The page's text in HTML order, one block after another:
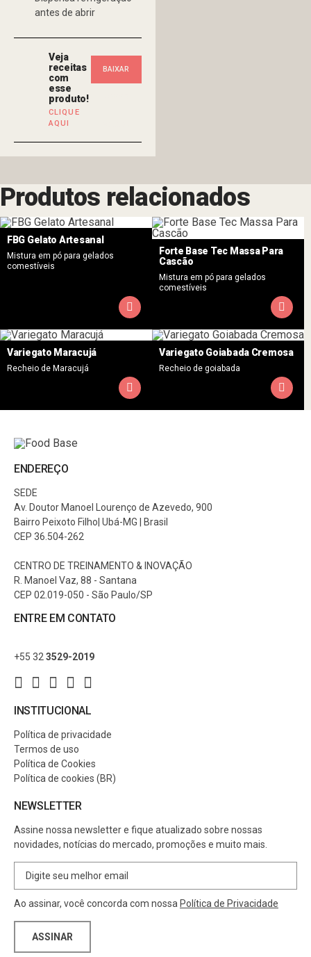
antes de abrir
Veja
receitas
com
esse
produto!
CLIQUE
AQUI
BAIXAR
Produtos relacionados
FBG Gelato Artesanal
Mistura em pó para gelados
comestíveis
Forte Base Tec Massa Para
Cascão
Mistura em pó para gelados
comestíveis
Variegato Maracujá
Recheio de Maracujá
Variegato Goiabada Cremosa
Recheio de goiabada
ENDEREÇO
SEDE
Av. Doutor Manoel Lourenço de Azevedo, 900
Bairro Peixoto Filho| Ubá-MG | Brasil
CEP 36.504-262
CENTRO DE TREINAMENTO & INOVAÇÃO
R. Manoel Vaz, 88 - Santana
CEP 02.019-050 - São Paulo/SP
ENTRE EM CONTATO
+55 32 3529-2019
INSTITUCIONAL
Política de privacidade
Termos de uso
Política de Cookies
Política de cookies (BR)
NEWSLETTER
Assine nossa newsletter e fique atualizado sobre nossas
novidades, notícias do mercado, promoções e muito mais.
Ao assinar, você concorda com nossa Política de Privacidade